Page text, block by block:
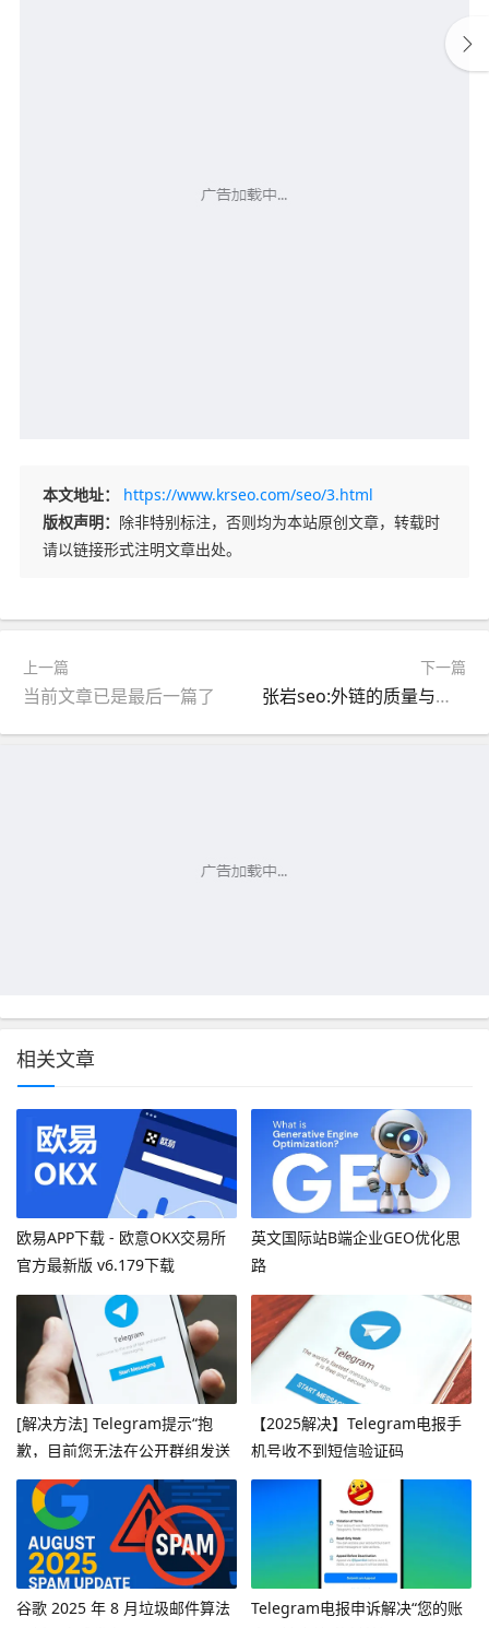
本文地址：
https://www.krseo.com/seo/3.html
版权声明： 除非特别标注，否则均为本站原创文章，转载时
请以链接形式注明文章出处。
上一篇
当前文章已是最后一篇了
下一篇
张岩seo:外链的质量与数量对排名有什么帮助？
相关文章
欧易APP下载 - 欧意OKX交易所
官方最新版 v6.179下载
英文国际站B端企业GEO优化思
路
[解决方法] Telegram提示“抱
歉，目前您无法在公开群组发送
消息”
【2025解决】Telegram电报手
机号收不到短信验证码
谷歌 2025 年 8 月垃圾邮件算法
Telegram电报申诉解决“您的账